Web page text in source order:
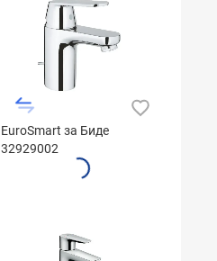
EuroSmart за Биде
32929002